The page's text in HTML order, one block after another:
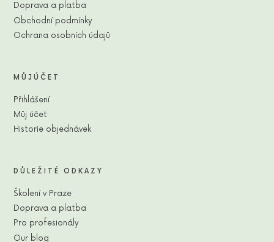
Doprava a platba
Obchodní podmínky
Ochrana osobních údajů
MŮJÚČET
Přihlášení
Můj účet
Historie objednávek
DŮLEŽITÉ ODKAZY
Školení v Praze
Doprava a platba
Pro profesionály
Our blog